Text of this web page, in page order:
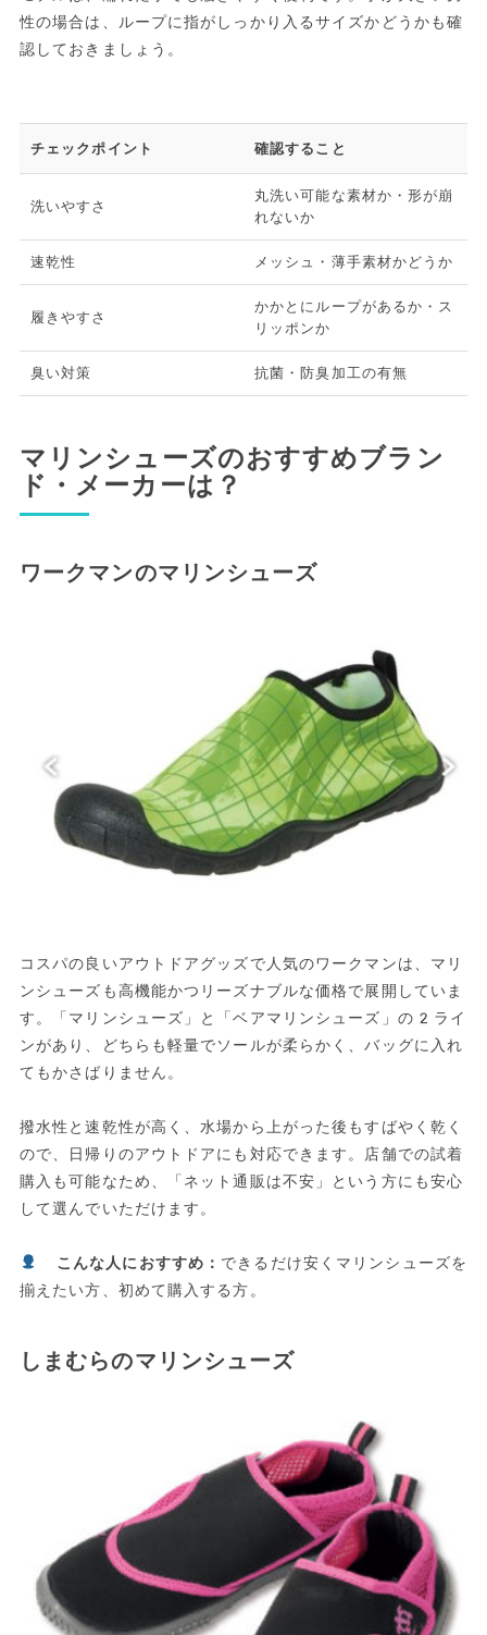
性の場合は、ループに指がしっかり入るサイズかどうかも確
認しておきましょう。
チェックポイント 確認すること
洗いやすさ
丸洗い可能な素材か・形が崩
れないか
速乾性 メッシュ・薄手素材かどうか
履きやすさ
かかとにループがあるか・ス
リッポンか
臭い対策 抗菌・防臭加工の有無
マリンシューズのおすすめブラン
ド・メーカーは？
ワークマンのマリンシューズ
コスパの良いアウトドアグッズで人気のワークマンは、マリ
ンシューズも高機能かつリーズナブルな価格で展開していま
す。「マリンシューズ」と「ベアマリンシューズ」の2ライ
ンがあり、どちらも軽量でソールが柔らかく、バッグに入れ
てもかさばりません。
撥水性と速乾性が高く、水場から上がった後もすばやく乾く
ので、日帰りのアウトドアにも対応できます。店舗での試着
購入も可能なため、「ネット通販は不安」という方にも安心
して選んでいただけます。
こんな人におすすめ： できるだけ安くマリンシューズを
揃えたい方、初めて購入する方。
しまむらのマリンシューズ